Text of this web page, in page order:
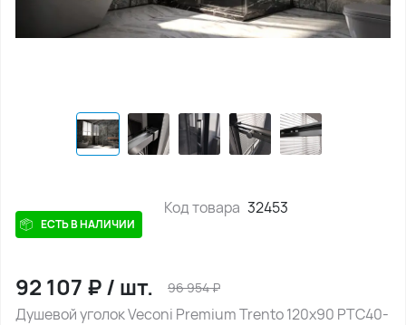
ЕСТЬ В НАЛИЧИИ
Код товара 32453
92 107 ₽/ шт. 96 954₽
Душевой уголок Veconi Premium Trento 120х90 PTC40-